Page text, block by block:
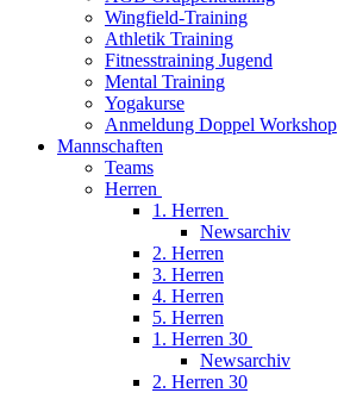
Wingfield-Training
Athletik Training
Fitnesstraining Jugend
Mental Training
Yogakurse
Anmeldung Doppel Workshop
Mannschaften
Teams
Herren
1. Herren
Newsarchiv
2. Herren
3. Herren
4. Herren
5. Herren
1. Herren 30
Newsarchiv
2. Herren 30